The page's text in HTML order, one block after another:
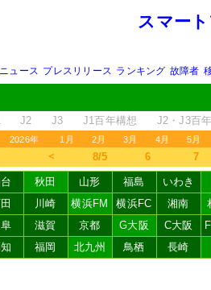
スマー
ニュース プレスリリース ランキング 故障者
J2 J3 J1百年構想 J2・J3百
2026年 1月 2月 3月 4月 5月
＜ 8/5 6 7
秋田 山形 福島
いわき
川崎 横浜FM 横浜FC 湘南
滋賀 京都 G大阪 C大阪
福岡 北九州 鳥栖 長崎